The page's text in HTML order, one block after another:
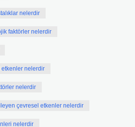
nelerdir
faktörler nelerdir
etkenler nelerdir
nelerdir
çevresel etkenler nelerdir
nelerdir